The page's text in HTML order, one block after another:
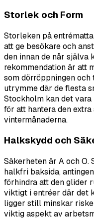
Storlek och Form
Storleken på
att ge besökare och
den innan de når själva
rekommendation är att
som dörröppningen
utrymme där de flesta
Stockholm kan det
för att hantera den
vintermånaderna.
Halkskydd och
Säkerheten är A och O.
halkfri baksida,
förhindra att den glider
viktigt i entréer där det
ligger still minskar
viktig aspekt av